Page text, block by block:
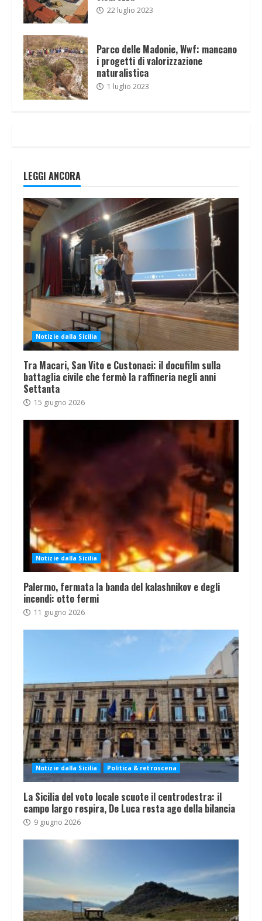
22 luglio 2023
Parco delle Madonie, Wwf: mancano
i progetti di valorizzazione
naturalistica
1 luglio 2023
LEGGI ANCORA
Notizie dalla Sicilia
Tra Macari, San Vito e Custonaci: il docufilm sulla
battaglia civile che fermò la raffineria negli anni
Settanta
15 giugno 2026
Notizie dalla Sicilia
Palermo, fermata la banda del kalashnikov e degli
incendi: otto fermi
11 giugno 2026
Notizie dalla Sicilia Politica & retroscena
La Sicilia del voto locale scuote il centrodestra: il
campo largo respira, De Luca resta ago della bilancia
9 giugno 2026